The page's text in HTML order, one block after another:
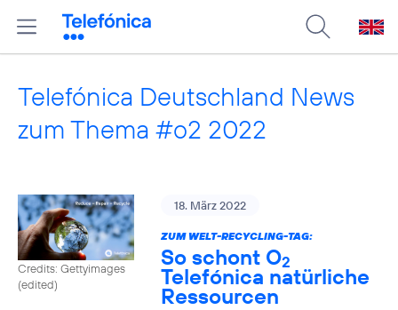
Telefónica Deutschland News
zum Thema #o2 2022
Credits: Gettyimages
(edited)
18. März 2022
ZUM WELT-RECYCLING-TAG:
So schont O2
Telefónica natürliche
Ressourcen